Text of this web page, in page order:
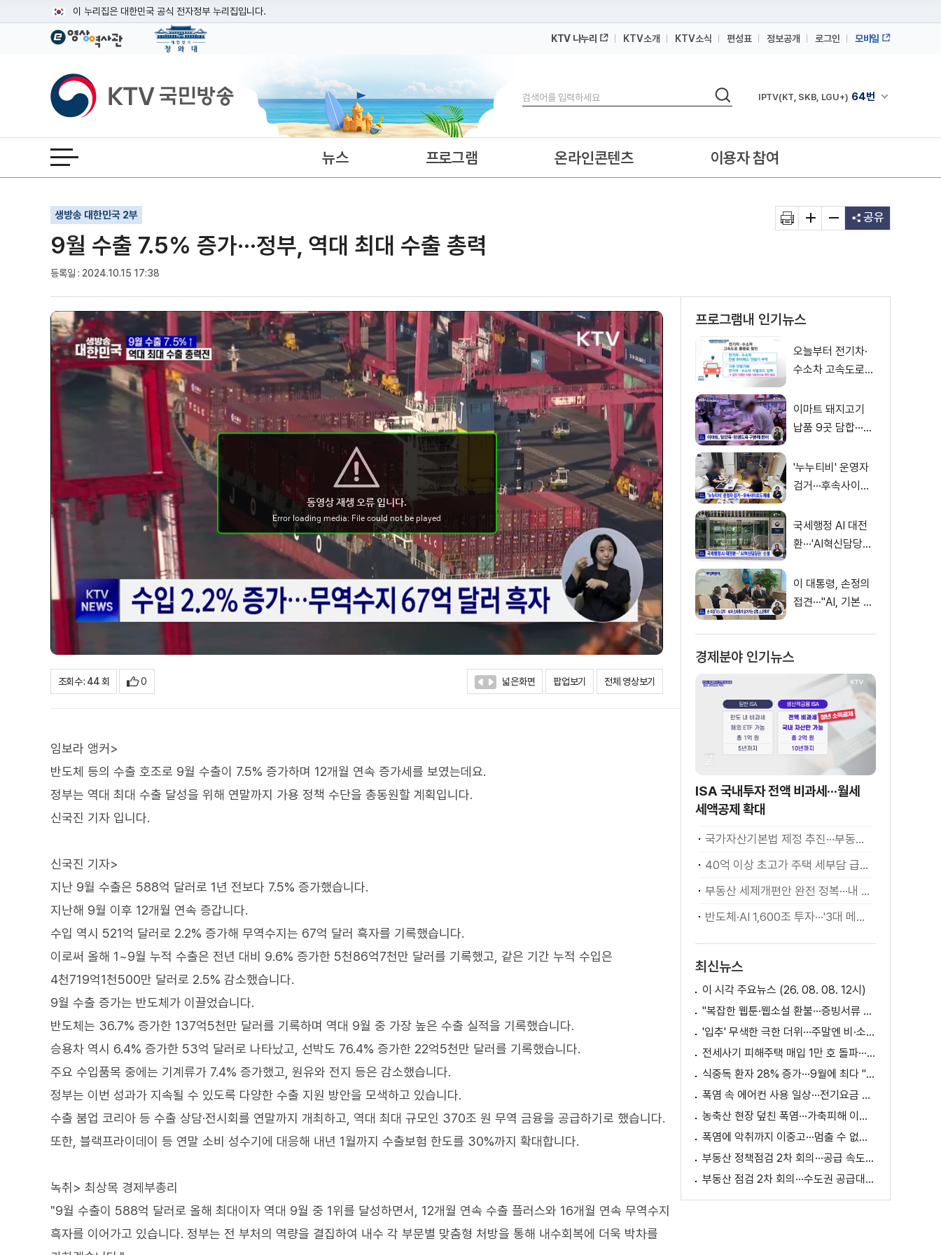
이 누리집은 대한민국 공식 전자정부 누리집입니다.
공식 누리집 주소 확인하기
이밖에 or.kr 또는 .kr등 다른 도메인 주소를 사용하고 있다면 아래 URL에서 도메인 주소를 확인해 보세요
운영중인 공식 누리집보기
KTV 나누리 KTV소개 KTV소식 편성표 정보공개 로그인 모바일
KTV국민방송
검색
검색 채널안내 펼쳐
IPTV(KT, SKB, LGU+) 64번
IPTV(KT, SKB, LGU+)
전체메뉴 열기 뉴스 프로그램 온라인콘텐츠 이용자 참여
생방송 대한민국 2부
9월 수출 7.5% 증가···정부, 역대 최대 수출 총력
등록일 : 2024.10.15 17:38
기사인쇄
글자확대
글자축소 공유
조회수 : 44 회 0 넓은화면 팝업보기 전체 영상보기
임보라 앵커>
반도체 등의 수출 호조로 9월 수출이 7.5% 증가하며 12개월 연속 증가세를 보였는데요.
정부는 역대 최대 수출 달성을 위해 연말까지 가용 정책 수단을 총동원할 계획입니다.
신국진 기자 입니다.
신국진 기자>
지난 9월 수출은 588억 달러로 1년 전보다 7.5% 증가했습니다.
지난해 9월 이후 12개월 연속 증갑니다.
수입 역시 521억 달러로 2.2% 증가해 무역수지는 67억 달러 흑자를 기록했습니다.
이로써 올해 1~9월 누적 수출은 전년 대비 9.6% 증가한 5천86억7천만 달러를 기록했고, 같은 기간 누적 수입은
4천719억1천500만 달러로 2.5% 감소했습니다.
9월 수출 증가는 반도체가 이끌었습니다.
반도체는 36.7% 증가한 137억5천만 달러를 기록하며 역대 9월 중 가장 높은 수출 실적을 기록했습니다.
승용차 역시 6.4% 증가한 53억 달러로 나타났고, 선박도 76.4% 증가한 22억5천만 달러를 기록했습니다.
주요 수입품목 중에는 기계류가 7.4% 증가했고, 원유와 전지 등은 감소했습니다.
정부는 이번 성과가 지속될 수 있도록 다양한 수출 지원 방안을 모색하고 있습니다.
수출 붐업 코리아 등 수출 상담·전시회를 연말까지 개최하고, 역대 최대 규모인 370조 원 무역 금융을 공급하기로 했습니다.
또한, 블랙프라이데이 등 연말 소비 성수기에 대응해 내년 1월까지 수출보험 한도를 30%까지 확대합니다.
녹취> 최상목 경제부총리
"9월 수출이 588억 달러로 올해 최대이자 역대 9월 중 1위를 달성하면서, 12개월 연속 수출 플러스와 16개월 연속 무역수지
흑자를 이어가고 있습니다. 정부는 전 부처의 역량을 결집하여 내수 각 부문별 맞춤형 처방을 통해 내수회복에 더욱 박차를
프로그램내 인기뉴스
오늘부터 전기차·
수소차 고속도로
이마트 돼지고기
납품 9곳 담합···과
'누누티비' 운영자
검거···후속사이트
국세행정 AI 대전
환···'AI혁신담당관'
이 대통령, 손정의
접견···"AI, 기본 인
경제분야 인기뉴스
ISA 국내투자 전액 비과세···월세
세액공제 확대
국가자산기본법 제정 추진···부동산·주식 등 통합 관리
40억 이상 초고가 주택 세부담 급증···실수요자 보호 강화
부동산 세제개편안 완전 정복···내 세금 어떻게 달라지나? [K-정책 사용법]
반도체·AI 1,600조 투자···'3대 메가프로젝트' 속도
최신뉴스
이 시각 주요뉴스 (26. 08. 08. 12시)
"복잡한 웹툰·웹소설 환불···증빙서류 요구까지"
'입추' 무색한 극한 더위···주말엔 비·소나기
전세사기 피해주택 매입 1만 호 돌파···피해 지원 속도
식중독 환자 28% 증가···9월에 최다 "입추 방심 금물"
폭염 속 에어컨 사용 일상···전기요금 줄이려면?
농축산 현장 덮친 폭염···가축피해 이틀 새 28만 마리↑
폭염에 악취까지 이중고···멈출 수 없는 필수노동
부동산 정책점검 2차 회의···공급 속도전 본격화하나
부동산 점검 2차 회의···수도권 공급대책 논의